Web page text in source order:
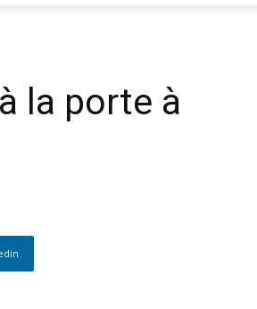
la porte à